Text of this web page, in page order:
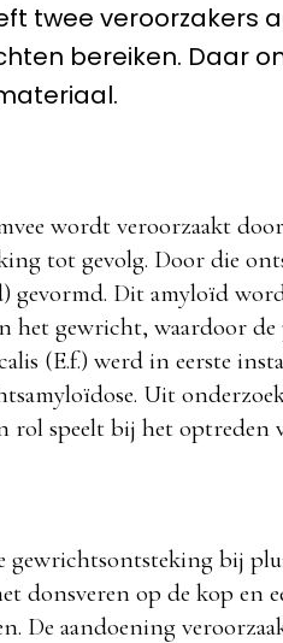
twee veroorzakers
bereiken. Daar
wordt veroorzaakt
tot gevolg. Door die
gevormd. Dit amyloïd
het gewricht, waardoor
(E.f.) werd in eerste
Uit
rol speelt bij het optreden
gewrichtsontsteking bij
donsveren op de kop en
De aandoening